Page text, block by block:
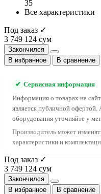
35
Все характеристики
Под заказ ✓
3 749 124 сум
Закончился
В избранное
В сравнение
✔ Сервисная информация
Информация о товарах на
является публичной офертой.
оборудования уточняйте у
Производитель может
характеристики и
Под заказ ✓
3 749 124 сум
Закончился
В избранное
В сравнение